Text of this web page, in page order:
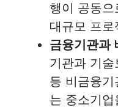
행이 공동
대규모 프
금융기관과
기관과 기
등 비금융
는 중소기